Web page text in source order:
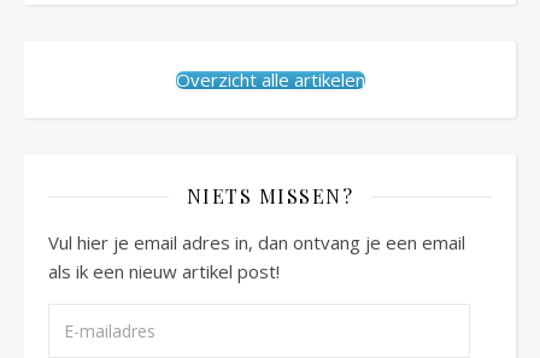
Overzicht alle artikelen
NIETS MISSEN?
Vul hier je email adres in, dan ontvang je een email
als ik een nieuw artikel post!